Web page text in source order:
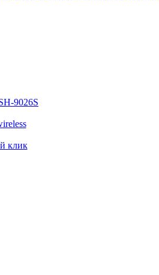
9026S
клик